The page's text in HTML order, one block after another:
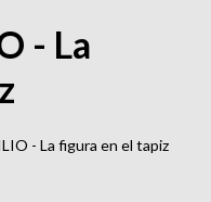
- La
- La figura en el tapiz